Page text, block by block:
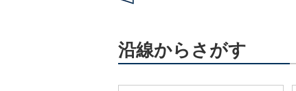
沿線からさがす